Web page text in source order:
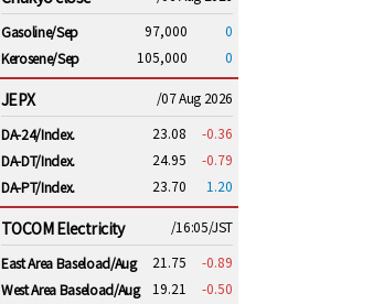
Gasoline/Sep
97,000
0
Kerosene/Sep
105,000 0
JEPX
/07 Aug 2026
DA-24/Index.
23.08
-0.36
DA-DT/Index.
24.95
-0.79
DA-PT/Index.
23.70 1.20
TOCOM Electricity
/16:05/JST
East Area Baseload/Aug
21.75
-0.89
West Area Baseload/Aug
19.21
-0.50